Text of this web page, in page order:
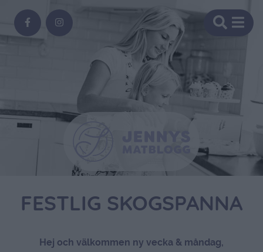
FESTLIG SKOGSPANNA
Hej och välkommen ny vecka & måndag,